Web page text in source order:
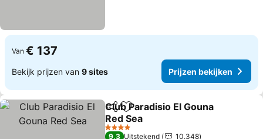
Van € 137
Bekijk prijzen van 9 sites Prijzen bekijken
DelenToevoegen aan favorieten
Club Paradisio El Gouna
Red Sea
Prijzen bekijken
4 Sterren
9,3 Uitstekend 10.348